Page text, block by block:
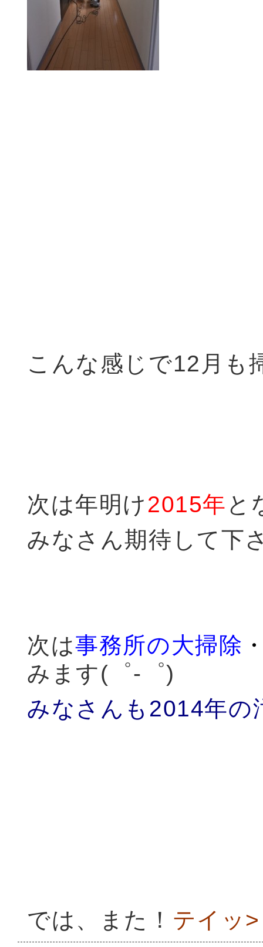
こんな感じで12月も
次は年明け2015年 と
みなさん期待して下
次は事務所の大掃除
みます(゜-゜)
みなさんも2014年
では、また！ テイッ